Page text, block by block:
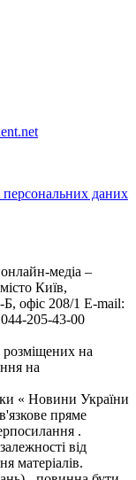
персональних даних
медіа –
Київ,
офіс 208/1 E-mail:
205-43-00
розміщених на
на
« Новини України
пряме
.
від
матеріалів.